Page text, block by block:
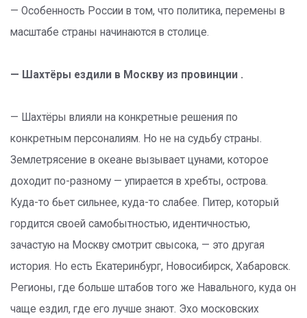
— Особенность России в том, что политика, перемены в
масштабе страны начинаются в столице.
— Шахтёры ездили в Москву из провинции .
— Шахтёры влияли на конкретные решения по
конкретным персоналиям. Но не на судьбу страны.
Землетрясение в океане вызывает цунами, которое
доходит по-разному — упирается в хребты, острова.
Куда-то бьет сильнее, куда-то слабее. Питер, который
гордится своей самобытностью, идентичностью,
зачастую на Москву смотрит свысока, — это другая
история. Но есть Екатеринбург, Новосибирск, Хабаровск.
Регионы, где больше штабов того же Навального, куда он
чаще ездил, где его лучше знают. Эхо московских